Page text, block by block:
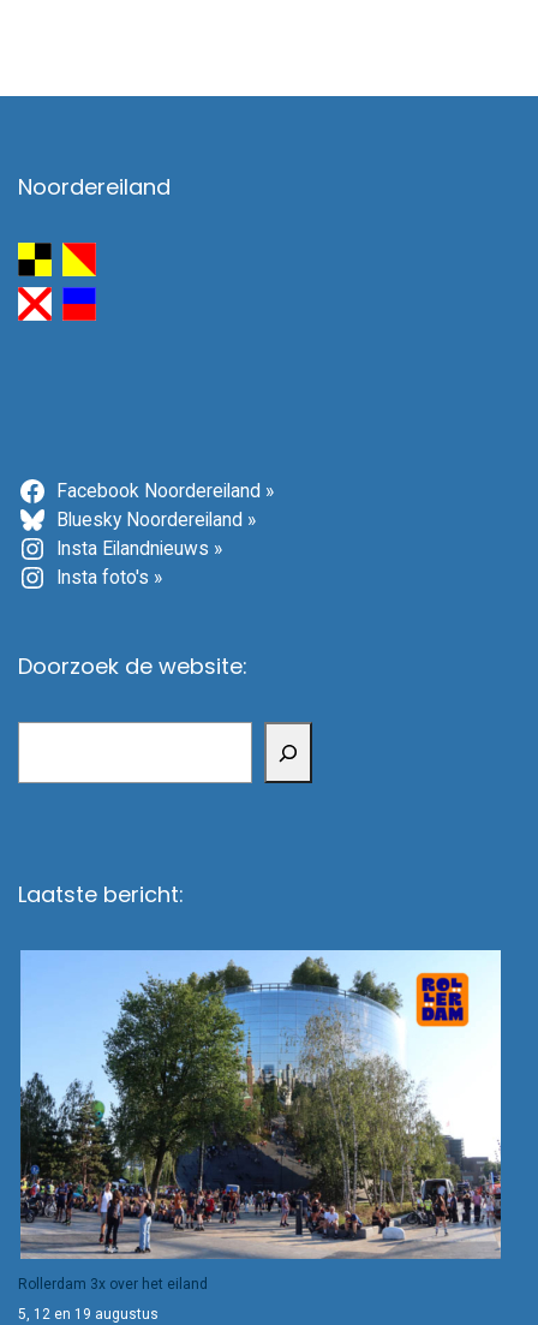
Noordereiland
Facebook Noordereiland »
Bluesky Noordereiland »
Insta Eilandnieuws »
Insta foto's »
Doorzoek de website:
Laatste bericht:
Rollerdam 3x over het eiland
5, 12 en 19 augustus